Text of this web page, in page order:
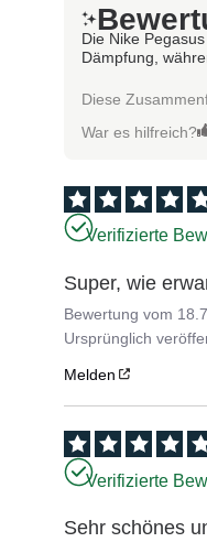
Die Nike
Dämpfung,
Diese
War es hilfreich?
Verifizierte
Super, wie
Bewertung vom
Ursprünglich
Melden
Verifizierte
Sehr schönes